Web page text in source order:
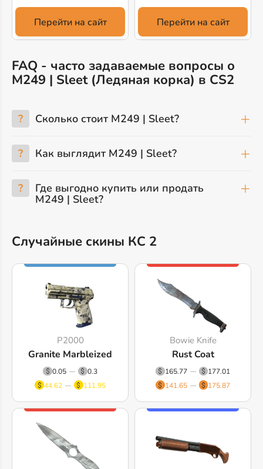
Перейти на сайт Перейти на сайт
FAQ - часто задаваемые вопросы о
M249 | Sleet (Ледяная корка) в CS2
? Сколько стоит M249 | Sleet?
? Как выглядит M249 | Sleet?
? Где выгодно купить или продать
M249 | Sleet?
Случайные скины КС 2
P2000
Granite Marbleized
0.05
0.3
44.62
111.95
Bowie Knife
Rust Coat
165.77
177.01
141.65
175.87